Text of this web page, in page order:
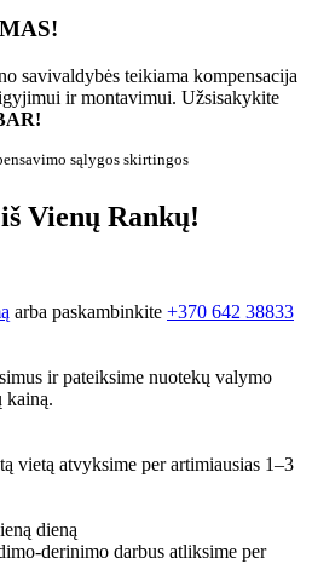
savivaldybės teikiama kompensacija
ir montavimui. Užsisakykite
sąlygos skirtingos
Vienų Rankų!
arba paskambinkite +370 642 38833
ir pateiksime nuotekų valymo
kainą.
vietą atvyksime per artimiausias 1–3
dieną
derinimo darbus atliksime per